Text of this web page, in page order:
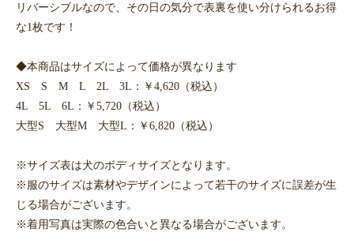
リバーシブルなので、その日の気分で表裏を使い分けられるお得
な1枚です！
◆本商品はサイズによって価格が異なります
XS S M L 2L 3L：￥4,620（税込）
4L 5L 6L：￥5,720（税込）
大型S 大型M 大型L：￥6,820（税込）
※サイズ表は犬のボディサイズとなります。
※服のサイズは素材やデザインによって若干のサイズに誤差が生
じる場合がございます。
※着用写真は実際の色合いと異なる場合がございます。